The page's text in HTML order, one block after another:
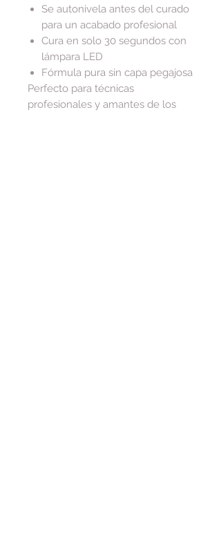
Se autonivela antes del curado
para un acabado profesional
Cura en solo 30 segundos con
lámpara LED
Fórmula pura sin capa pegajosa
Perfecto para técnicas
profesionales y amantes de los